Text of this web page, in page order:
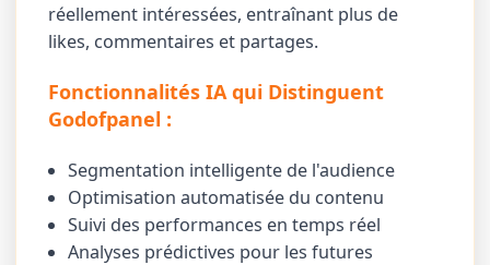
réellement intéressées, entraînant plus de
likes, commentaires et partages.
Fonctionnalités IA qui Distinguent
Godofpanel :
Segmentation intelligente de l'audience
Optimisation automatisée du contenu
Suivi des performances en temps réel
Analyses prédictives pour les futures